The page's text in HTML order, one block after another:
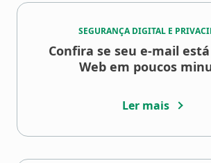
SEGURANÇA DIGITAL E
Confira se seu e-mail
Web em poucos
Ler mais